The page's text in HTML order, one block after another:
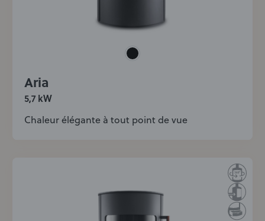
Aria
5,7 kW
Chaleur élégante à tout point de vue